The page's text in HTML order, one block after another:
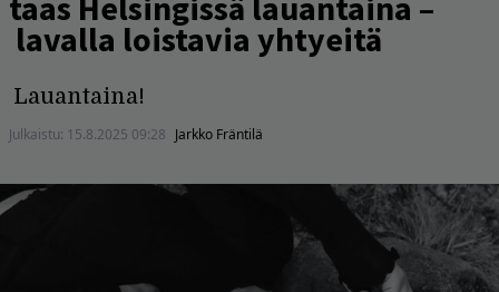
lavalla loistavia yhtyeitä
Lauantaina!
Julkaistu: 15.8.2025 09:28 Jarkko Fräntilä